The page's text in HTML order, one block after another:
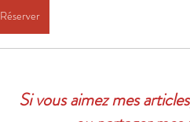
Réserver
Si vous aimez mes